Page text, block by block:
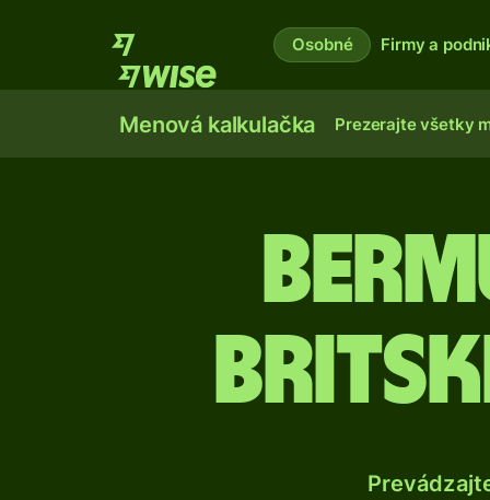
Osobné Firmy a
Menová kalkulačka Prezerajte všetky